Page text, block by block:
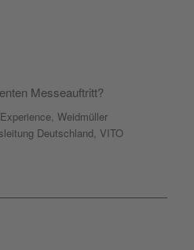
Messeauftritt?
Weidmüller
Deutschland, VITO